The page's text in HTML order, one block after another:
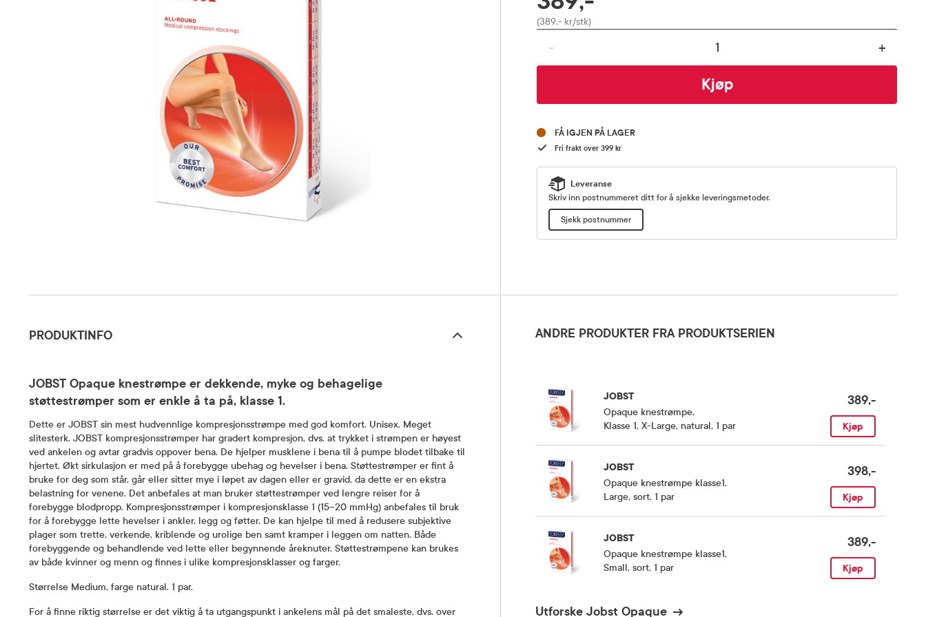
Pris
(389,- kr/stk)
- +
Kjøp
FÅ IGJEN PÅ LAGER
Fri frakt over 399 kr
Leveranse
Skriv inn postnummeret ditt for å sjekke leveringsmetoder.
Sjekk postnummer
PRODUKTINFO
JOBST Opaque knestrømpe er dekkende, myke og behagelige
støttestrømper som er enkle å ta på, klasse 1.
Dette er JOBST sin mest hudvennlige kompresjonsstrømpe med god komfort. Unisex. Meget
slitesterk. JOBST kompresjonsstrømper har gradert kompresjon, dvs. at trykket i strømpen er høyest
ved ankelen og avtar gradvis oppover bena. De hjelper musklene i bena til å pumpe blodet tilbake til
hjertet. Økt sirkulasjon er med på å forebygge ubehag og hevelser i bena. Støttestrømper er fint å
bruke for deg som står, går eller sitter mye i løpet av dagen eller er gravid, da dette er en ekstra
belastning for venene. Det anbefales at man bruker støttestrømper ved lengre reiser for å
forebygge blodpropp. Kompresjonsstrømper i kompresjonsklasse 1 (15–20 mmHg) anbefales til bruk
for å forebygge lette hevelser i ankler, legg og føtter. De kan hjelpe til med å redusere subjektive
plager som trette, verkende, kriblende og urolige ben samt kramper i leggen om natten. Både
forebyggende og behandlende ved lette eller begynnende åreknuter. Støttestrømpene kan brukes
av både kvinner og menn og finnes i ulike kompresjonsklasser og farger.
Størrelse Medium, farge natural. 1 par.
For å finne riktig størrelse er det viktig å ta utgangspunkt i ankelens mål på det smaleste, dvs. over
ANDRE PRODUKTER FRA PRODUKTSERIEN
JOBST
Opaque knestrømpe,
Klasse 1, X-Large, natural, 1 par
389,-
Kjøp
JOBST
Opaque knestrømpe klasse1,
Large, sort, 1 par
398,-
Kjøp
JOBST
Opaque knestrømpe klasse1,
Small, sort, 1 par
389,-
Kjøp
Utforske Jobst Opaque